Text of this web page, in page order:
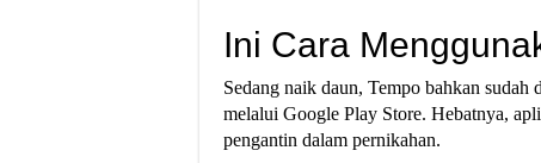
Ini Cara
Sedang naik daun, Tempo bahkan
melalui Google Play Store. Hebatnya,
pengantin dalam pernikahan.